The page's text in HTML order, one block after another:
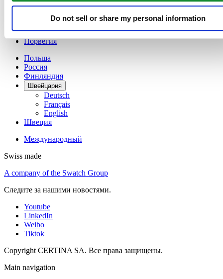
Do not sell or share my personal information
Люксембург
English
Français
Нидерланды
Норвегия
Польша
Россия
Финляндия
Швейцария
Deutsch
Français
English
Швеция
Международный
Swiss made
A company of the Swatch Group
Следите за нашими новостями.
Youtube
LinkedIn
Weibo
Tiktok
Copyright CERTINA SA. Все права защищены.
Main navigation